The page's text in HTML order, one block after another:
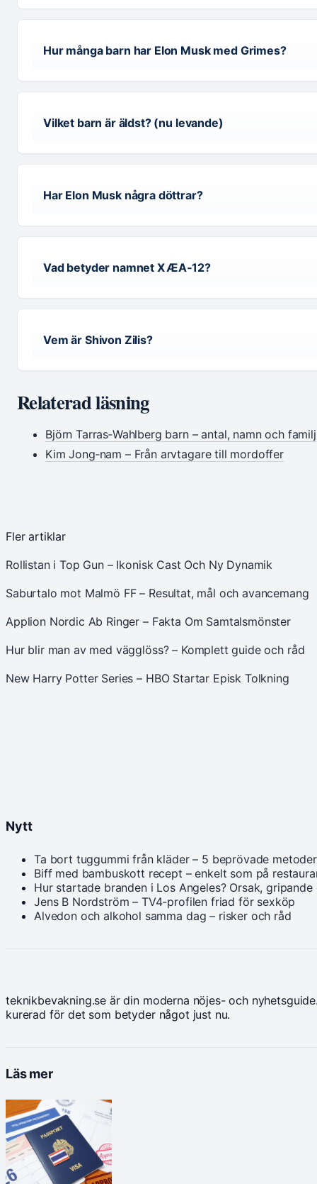
Hur många barn har Elon Musk med Grimes?
Vilket barn är äldst? (nu levande)
Har Elon Musk några döttrar?
Vad betyder namnet X Æ A‑12?
Vem är Shivon Zilis?
Relaterad läsning
Björn Tarras‑Wahlberg barn – antal, namn och familj
Kim Jong‑nam – Från arvtagare till mordoffer
Fler artiklar
Rollistan i Top Gun – Ikonisk Cast Och Ny Dynamik
Saburtalo mot Malmö FF – Resultat, mål och avancemang
Applion Nordic Ab Ringer – Fakta Om Samtalsmönster
Hur blir man av med vägglöss? – Komplett guide och råd
New Harry Potter Series – HBO Startar Episk Tolkning
Nytt
Ta bort tuggummi från kläder – 5 beprövade metoder
Biff med bambuskott recept – enkelt som på
Hur startade branden i Los Angeles? Orsak,
Jens B Nordström – TV4-profilen friad för sexköp
Alvedon och alkohol samma dag – risker och råd
teknikbevakning.se är din moderna nöjes- och
kurerad för det som betyder något just nu.
Läs mer